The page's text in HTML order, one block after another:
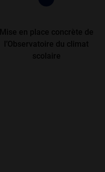
Mise en place concrète de
l’Observatoire du climat
scolaire